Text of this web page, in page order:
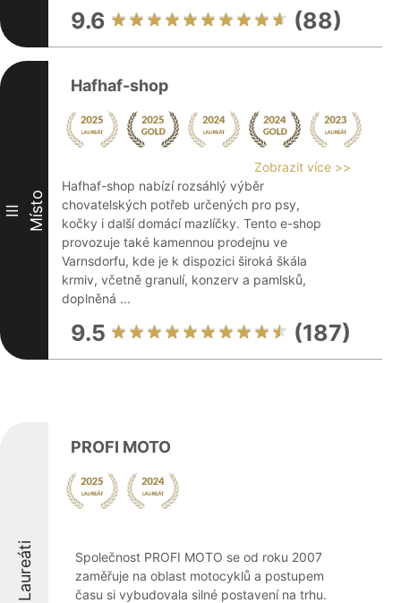
9.6 (88)
III Místo
Hafhaf-shop
Zobrazit více >>
Hafhaf-shop nabízí rozsáhlý výběr
chovatelských potřeb určených pro psy,
kočky i další domácí mazlíčky. Tento e-shop
provozuje také kamennou prodejnu ve
Varnsdorfu, kde je k dispozici široká škála
krmiv, včetně granulí, konzerv a pamlsků,
doplněná ...
9.5 (187)
Laureáti
PROFI MOTO
Společnost PROFI MOTO se od roku 2007
zaměřuje na oblast motocyklů a postupem
času si vybudovala silné postavení na trhu.